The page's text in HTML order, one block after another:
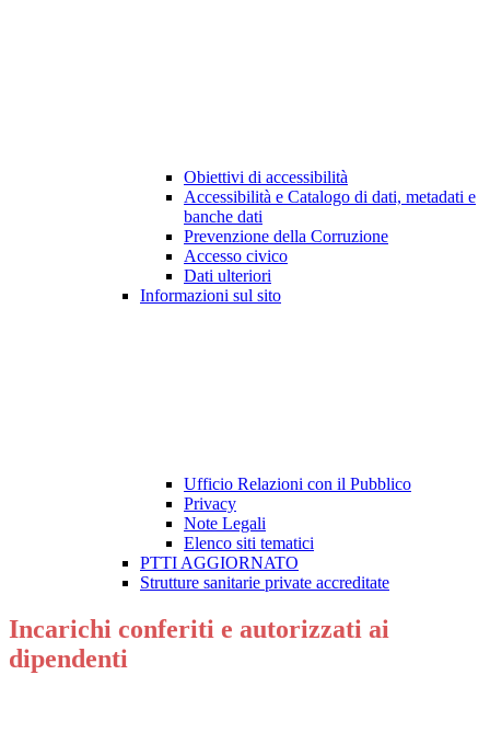
Obiettivi di accessibilità
Accessibilità e Catalogo di dati, metadati e
banche dati
Prevenzione della Corruzione
Accesso civico
Dati ulteriori
Informazioni sul sito
Ufficio Relazioni con il Pubblico
Privacy
Note Legali
Elenco siti tematici
PTTI AGGIORNATO
Strutture sanitarie private accreditate
Incarichi conferiti e autorizzati ai
dipendenti